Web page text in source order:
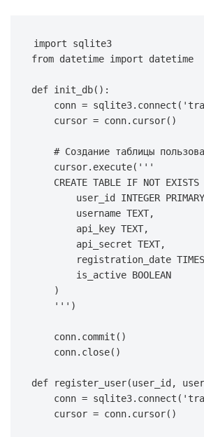
import
from datetime import datetime
def init_db( ) :
    conn
= sqlite3. connect (
    cursor
= conn. cursor( )
# Создание таблицы
    cursor
. execute(
    '''
)
    conn
. commit ( )
    conn
. close( )
def register_user(user_id ,
    conn
= sqlite3. connect (
    cursor
= conn. cursor( )